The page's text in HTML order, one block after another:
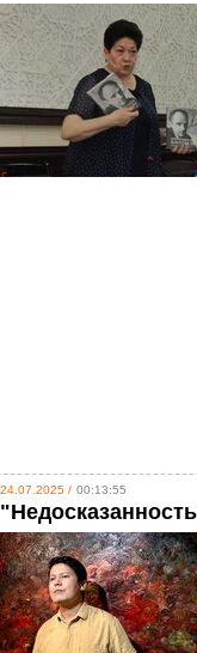
24.07.2025 / 00:13:55